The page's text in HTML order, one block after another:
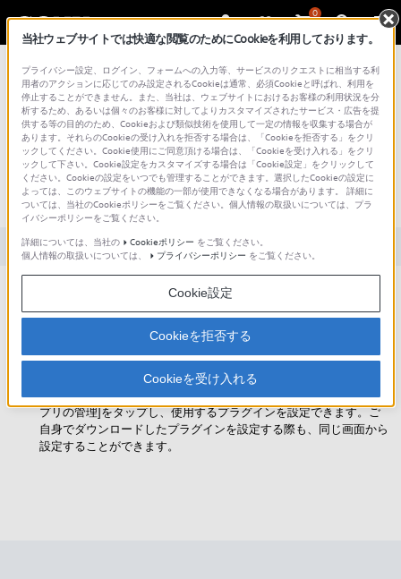
0
総合サポート・お問い合わせ
文書番号 : S1505017014815 / 最終更新日 : 2025/03/11
定型文アプリはどのように使うのです
か。
対象製品カテゴリー・製品
「定型文」は、あらかじめ「インターネット」「あいさつ」「ビジ
ネス」「返事」「プライベート」の5つのカテゴリーに分けて保存
されています。
アプリケーション一覧から[設定]→[言語と入
力]→[POBox Touch（日本語）]の右側のアイコン→[プラグインア
プリの管理]をタップし、使用するプラグインを設定できます。ご
自身でダウンロードしたプラグインを設定する際も、同じ画面から
設定することができます。
当社ウェブサイトでは快適な閲覧のためにCookieを利用しております。
プライバシー設定、ログイン、フォームへの入力等、サービスのリクエストに相当する利
用者のアクションに応じてのみ設定されるCookieは通常、必須Cookieと呼ばれ、利用を
停止することができません。また、当社は、ウェブサイトにおけるお客様の利用状況を分
析するため、あるいは個々のお客様に対してよりカスタマイズされたサービス・広告を提
供する等の目的のため、Cookieおよび類似技術を使用して一定の情報を収集する場合が
あります。それらのCookieの受け入れを拒否する場合は、「Cookieを拒否する」をクリ
ックしてください。Cookie使用にご同意頂ける場合は、「Cookieを受け入れる」をクリ
ックして下さい。Cookie設定をカスタマイズする場合は「Cookie設定」をクリックして
ください。Cookieの設定をいつでも管理することができます。選択したCookieの設定に
よっては、このウェブサイトの機能の一部が使用できなくなる場合があります。 詳細に
ついては、当社のCookieポリシーをご覧ください。個人情報の取扱いについては、プラ
イバシーポリシーをご覧ください。
詳細については、当社の
Cookieポリシー をご覧ください。
個人情報の取扱いについては、
プライバシーポリシー をご覧ください。
Cookie設定
Cookieを拒否する
Cookieを受け入れる